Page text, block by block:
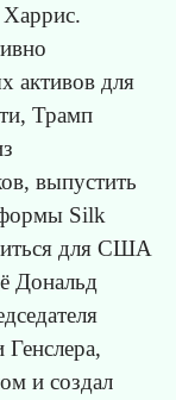
активов для
Трамп
выпустить
Silk
для США
Дональд
и создал